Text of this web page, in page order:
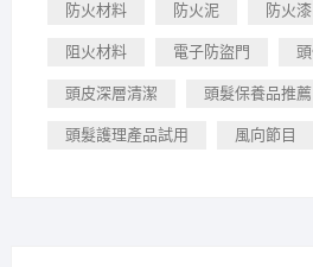
防火材料 防火泥 防火漆
阻火材料 電子防盜門
頭皮深層清潔 頭髮保養品推薦
頭髮護理產品試用 風向節目